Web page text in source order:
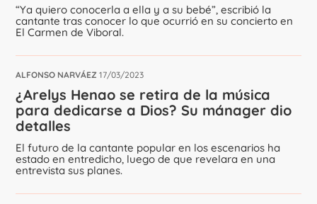
“Ya quiero conocerla a ella y a su bebé”, escribió la
cantante tras conocer lo que ocurrió en su concierto en
El Carmen de Viboral.
ALFONSO NARVÁEZ 17/03/2023
¿Arelys Henao se retira de la música
para dedicarse a Dios? Su mánager dio
detalles
El futuro de la cantante popular en los escenarios ha
estado en entredicho, luego de que revelara en una
entrevista sus planes.